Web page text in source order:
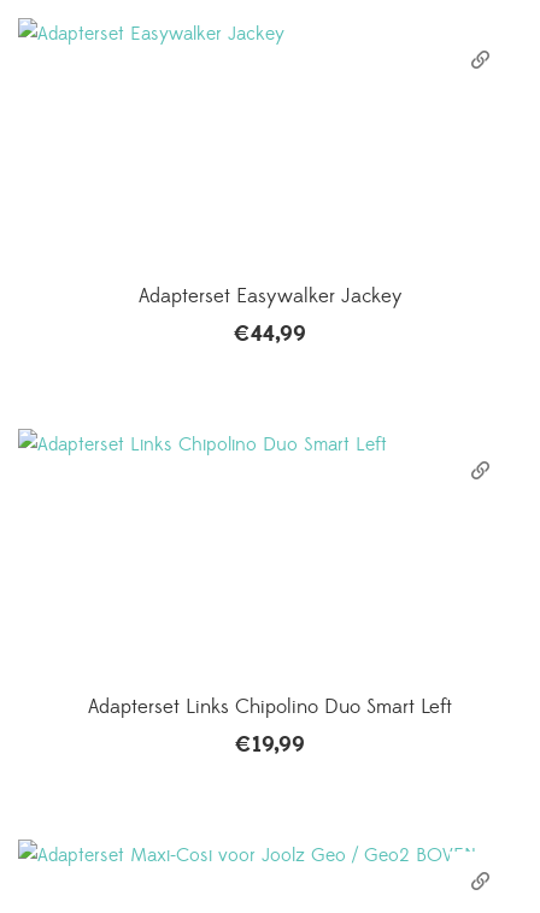
Adapterset Easywalker Jackey
€44,99
Adapterset Links Chipolino Duo Smart Left
€19,99